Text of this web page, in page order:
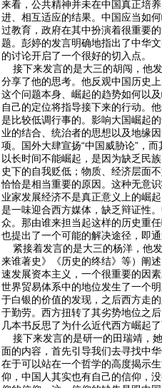
来看，公共精神并未在中国真正培
进、相互适应的结果。中国应当如
过教育，政府在其中扮演着很重要
题。彭婷的发言明确地指出了中华
的讨论开启了一个很好的切入点。
接下来发言的是大三的胡闯，他
分享了他的思考。他反观中国历史
这个问题本身、崛起的趋势如何以
自己的定位将指导接下来的行动。
是比较低调行事的。影响大国崛起
业的结合、统治者的思想以及地缘
项。国外大肆宣扬“中国威胁论”，
以长时间不能崛起，是因为缺乏民
史下的自我贬低；物质、经济层面
恰恰是相当重要的原因。这种无意
业家发展经济不是真正意义上的崛
是一味迎合西方媒体，缺乏辩证性
众。那由谁来担当起这样的历史重
也提出了一个可能的解决途径，即
紧接着发言的是大三的杨洋，他
来谁著史》《历史的终结》等）阐
速发展资本主义，一个很重要的因
世界贸易体系中的地位发生了一个
于白银的价值的发现，之后西方走
于勤劳。西方扭转了其劣势地位之
几本书反思了为什么近代西方崛起
接下来发言的是研一的田瑞靖，
面的内容，首先引导我们去寻找中
在于可以站在一个哲学的高度揭示
仰，中国人其实也有自己的信仰，